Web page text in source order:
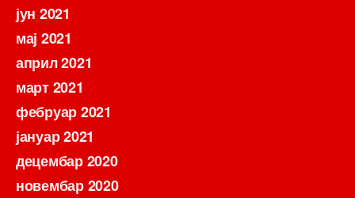
јун 2021
мај 2021
април 2021
март 2021
фебруар 2021
јануар 2021
децембар 2020
новембар 2020